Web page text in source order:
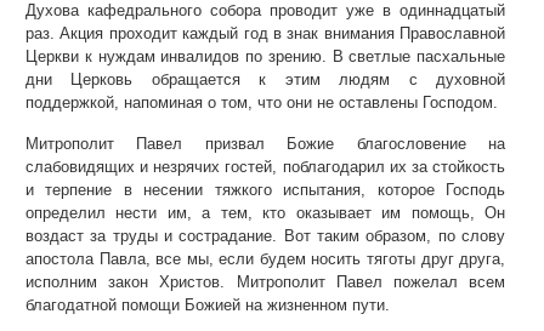
Духова кафедрального собора проводит уже в одиннадцатый
раз. Акция проходит каждый год в знак внимания Православной
Церкви к нуждам инвалидов по зрению. В светлые пасхальные
дни Церковь обращается к этим людям с духовной
поддержкой, напоминая о том, что они не оставлены Господом.
Митрополит Павел призвал Божие благословение на
слабовидящих и незрячих гостей, поблагодарил их за стойкость
и терпение в несении тяжкого испытания, которое Господь
определил нести им, а тем, кто оказывает им помощь, Он
воздаст за труды и сострадание. Вот таким образом, по слову
апостола Павла, все мы, если будем носить тяготы друг друга,
исполним закон Христов. Митрополит Павел пожелал всем
благодатной помощи Божией на жизненном пути.